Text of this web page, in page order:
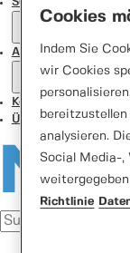
Aktionen
Kontakt
Über uns
Cookies
Indem Sie
wir Cookies
analysieren.
Social Media-,
Richtlinie